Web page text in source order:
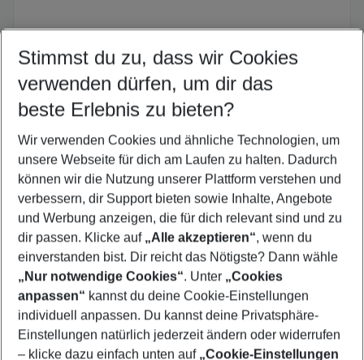
Versicherungsvertrag widerrufen
Reiseversicherung widerrufen möchtest, nutze einfach das
Online-Formular unseres Partners.
Jetzt Widerruf einreichen
Footer
Footer navigation
Über uns
AGB
Stimmst du zu, dass wir Cookies
verwenden dürfen, um dir das
beste Erlebnis zu bieten?
Wir verwenden Cookies und ähnliche Technologien, um
unsere Webseite für dich am Laufen zu halten. Dadurch
können wir die Nutzung unserer Plattform verstehen und
verbessern, dir Support bieten sowie Inhalte, Angebote
und Werbung anzeigen, die für dich relevant sind und zu
dir passen. Klicke auf „Alle akzeptieren“, wenn du
einverstanden bist. Dir reicht das Nötigste? Dann wähle
„Nur notwendige Cookies“. Unter „Cookies
anpassen“ kannst du deine Cookie-Einstellungen
individuell anpassen. Du kannst deine Privatsphäre-
Einstellungen natürlich jederzeit ändern oder widerrufen
– klicke dazu einfach unten auf „Cookie-Einstellungen